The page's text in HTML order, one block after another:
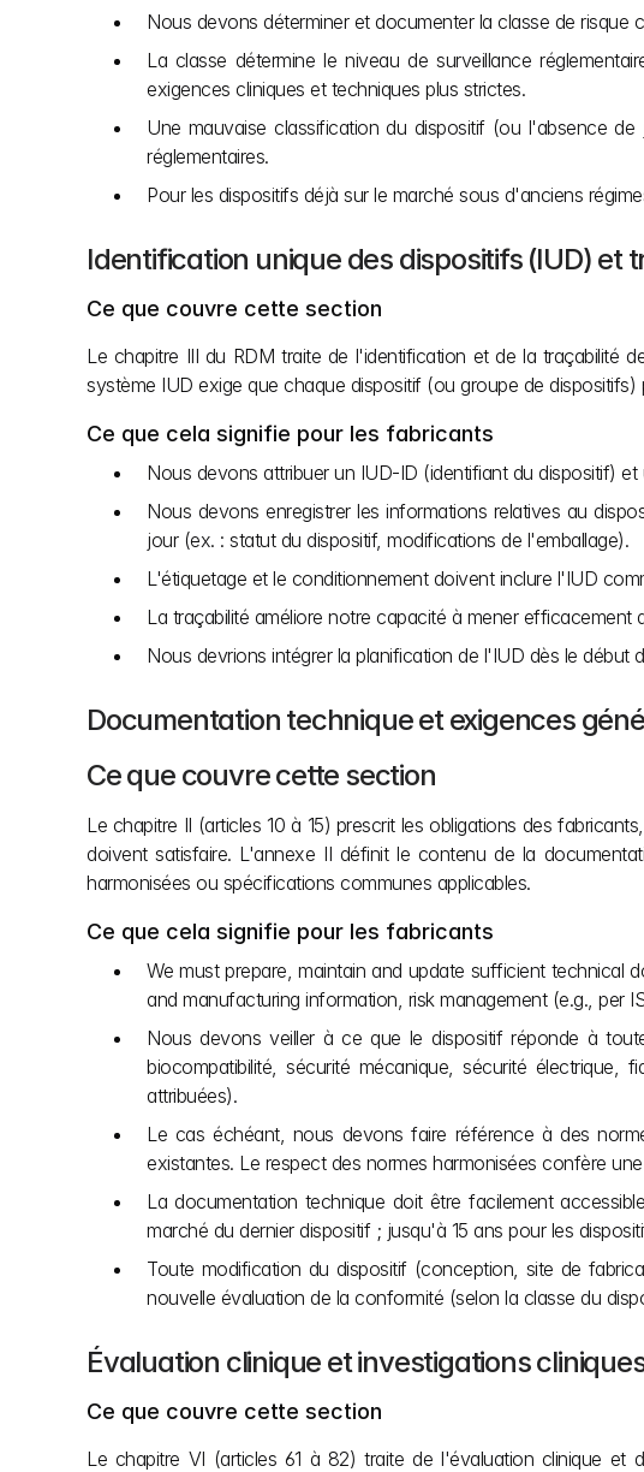
Nous devons déterminer et documenter la classe de risque
La classe détermine le niveau de surveillance
exigences cliniques et techniques plus strictes.
Une mauvaise classification du dispositif (ou l'absence
réglementaires.
Pour les dispositifs déjà sur le marché sous d'anciens
Identification unique des dispositifs (IUD) et
Ce que couvre cette section
Le chapitre III du RDM traite de l'identification et de la traçabilité
système IUD exige que chaque dispositif (ou groupe de
Ce que cela signifie pour les fabricants
Nous devons attribuer un IUD-ID (identifiant du dispositif)
Nous devons enregistrer les informations relatives au
jour (ex. : statut du dispositif, modifications de l'emballage).
L'étiquetage et le conditionnement doivent inclure l'IUD
La traçabilité améliore notre capacité à mener
Nous devrions intégrer la planification de l'IUD dès le
Documentation technique et exigences
Ce que couvre cette section
Le chapitre II (articles 10 à 15) prescrit les obligations des
doivent satisfaire. L'annexe II définit le contenu de la
harmonisées ou spécifications communes applicables.
Ce que cela signifie pour les fabricants
We must prepare, maintain and update sufficient technical
and manufacturing information, risk management (e.g., per
Nous devons veiller à ce que le dispositif réponde à
biocompatibilité, sécurité mécanique, sécurité
attribuées).
Le cas échéant, nous devons faire référence à des
existantes. Le respect des normes harmonisées confère
La documentation technique doit être facilement
marché du dernier dispositif ; jusqu'à 15 ans pour les
Toute modification du dispositif (conception, site de
nouvelle évaluation de la conformité (selon la classe du
Évaluation clinique et investigations
Ce que couvre cette section
Le chapitre VI (articles 61 à 82) traite de l'évaluation clinique et